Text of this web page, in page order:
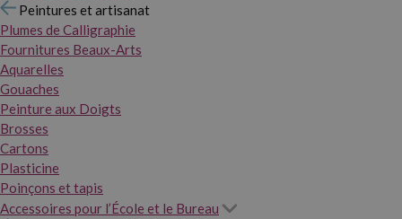
Peintures et artisanat
Plumes de Calligraphie
Fournitures Beaux-Arts
Aquarelles
Gouaches
Peinture aux Doigts
Brosses
Cartons
Plasticine
Poinçons et tapis
Accessoires pour l’École et le Bureau